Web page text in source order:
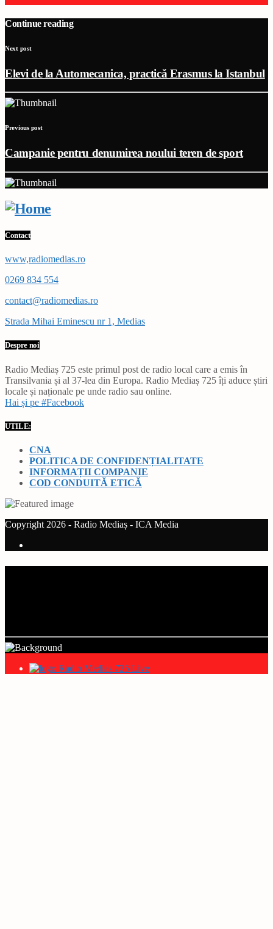
Continue reading
Next post
Elevi de la Automecanica, practică Erasmus la Istanbul
Previous post
Campanie pentru denumirea noului teren de sport
Contact
www,radiomedias.ro
0269 834 554
contact@radiomedias.ro
Strada Mihai Eminescu nr 1, Medias
Despre noi
Radio Mediaș 725 este primul post de radio local care a emis în
Transilvania și al 37-lea din Europa. Radio Mediaș 725 îți aduce știri
locale și naționale pe unde radio sau online.
Hai și pe #Facebook
UTILE:
CNA
POLITICA DE CONFIDENȚIALITATE
INFORMAȚII COMPANIE
COD CONDUITĂ ETICĂ
Copyright 2026 - Radio Mediaș - ICA Media
Radio Mediaș 725 Live